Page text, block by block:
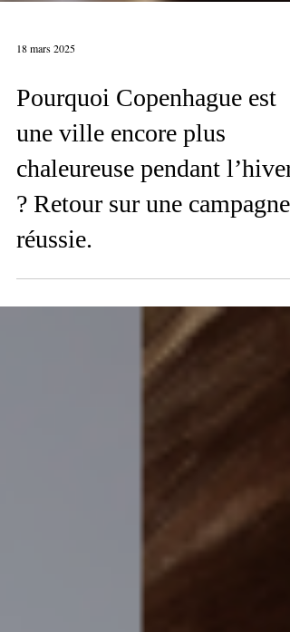
18 mars 2025
Pourquoi Copenhague est
une ville encore plus
chaleureuse pendant l’hiver
? Retour sur une campagne
réussie.